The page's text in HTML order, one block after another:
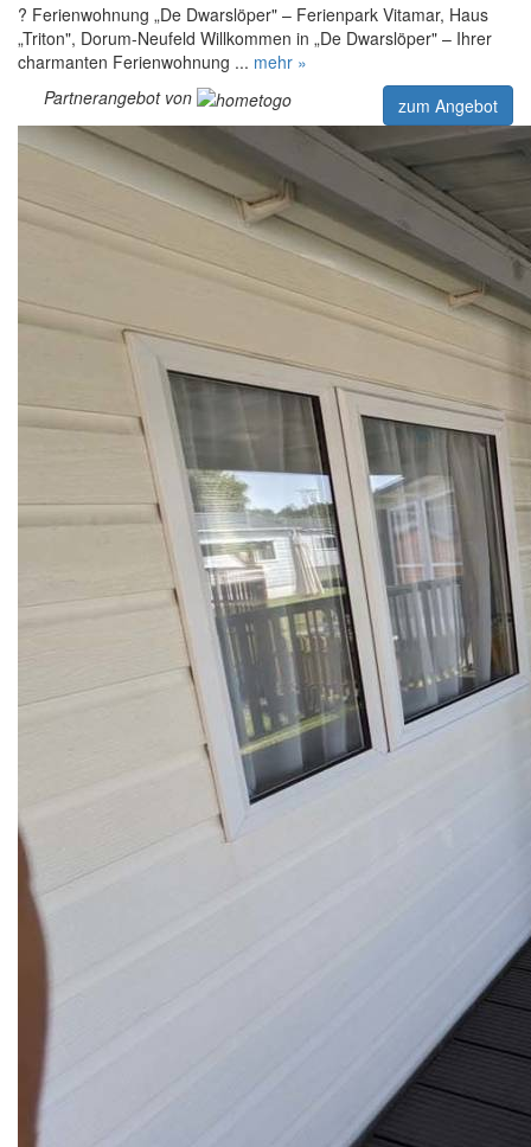
? Ferienwohnung „De Dwarslöper" – Ferienpark Vitamar, Haus
„Triton", Dorum-Neufeld Willkommen in „De Dwarslöper" – Ihrer
charmanten Ferienwohnung ... mehr »
Partnerangebot von
zum Angebot